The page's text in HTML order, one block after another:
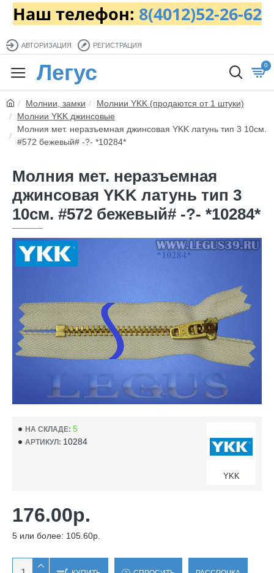
Наш телефон: 8(4012)52-26-62
АВТОРИЗАЦИЯ РЕГИСТРАЦИЯ
Легус 0
Молнии, замки
Молнии YKK (продаются от 1 штуки)
Молнии YKK джинсовые
Молния мет. неразъемная джинсовая YKK латунь тип 3 10см.
#572 бежевый# -?- *10284*
Молния мет. неразъемная
джинсовая YKK латунь тип 3
10см. #572 бежевый# -?- *10284*
НА СКЛАДЕ: 5
АРТИКУЛ: 10284
YKK
176.00р.
5 или более: 105.60р.